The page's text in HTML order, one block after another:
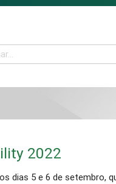
2022
dias 5 e 6 de setembro,